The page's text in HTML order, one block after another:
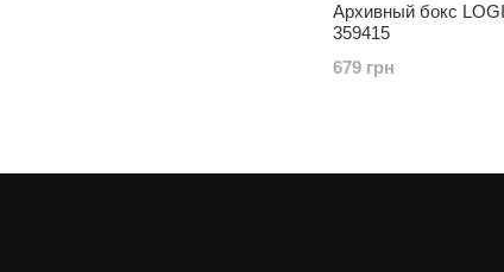
Архивный бокс
359415
679 грн